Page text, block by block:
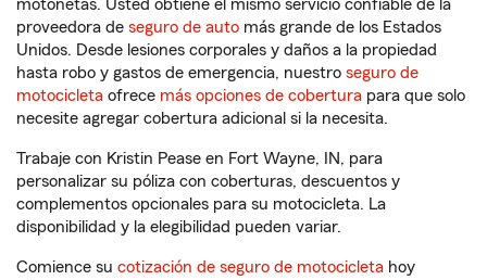
motonetas. Usted obtiene el mismo servicio confiable de la
proveedora de seguro de auto más grande de los Estados
Unidos. Desde lesiones corporales y daños a la propiedad
hasta robo y gastos de emergencia, nuestro seguro de
motocicleta ofrece más opciones de cobertura para que solo
necesite agregar cobertura adicional si la necesita.
Trabaje con Kristin Pease en Fort Wayne, IN, para
personalizar su póliza con coberturas, descuentos y
complementos opcionales para su motocicleta. La
disponibilidad y la elegibilidad pueden variar.
Comience su cotización de seguro de motocicleta hoy